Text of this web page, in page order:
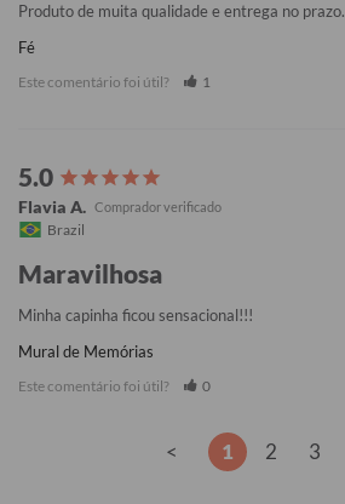
Produto de muita qualidade e entrega no prazo.
Fé
Este comentário foi útil? 1
Flavia A.
Brazil
Maravilhosa
Minha capinha ficou sensacional!!!
Mural de Memórias
Este comentário foi útil? 0
< 1 2 3